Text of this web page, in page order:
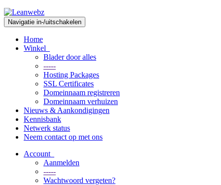
Navigatie in-/uitschakelen
Home
Winkel
Blader door alles
-----
Hosting Packages
SSL Certificates
Domeinnaam registreren
Domeinnaam verhuizen
Nieuws & Aankondigingen
Kennisbank
Netwerk status
Neem contact op met ons
Account
Aanmelden
-----
Wachtwoord vergeten?